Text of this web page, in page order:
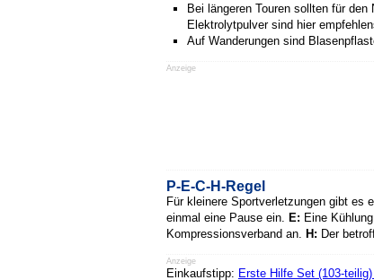
Bei längeren Touren sollten für
Elektrolytpulver sind hier
Auf Wanderungen sind
Anzeige
P-E-C-H-Regel
Für kleinere Sportverletzungen gibt es
einmal eine Pause ein. E: Eine
Kompressionsverband an. H: Der
Anzeige
Einkaufstipp: Erste Hilfe Set (103-